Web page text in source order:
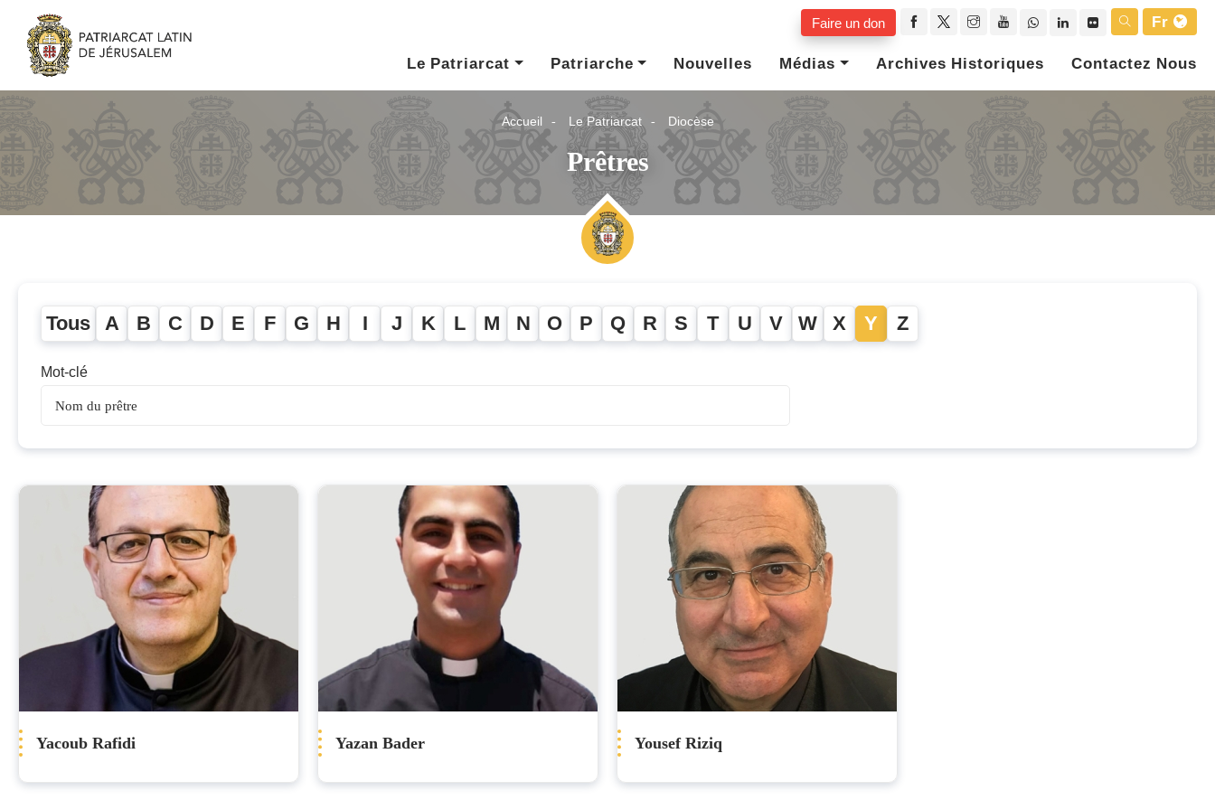
Faire un don
Fr
Le Patriarcat
Patriarche Nouvelles Médias Archives Historiques Contactez Nous
Accueil Le Patriarcat Diocèse
Prêtres
Tous A B C D E F G H I J K L M N O P Q R S T U V W X Y Z
Mot-clé
Prêtres
Yacoub Rafidi Yazan Bader Yousef Riziq